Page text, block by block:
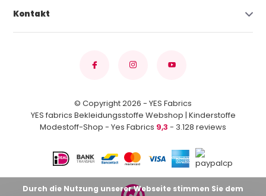
Kontakt
© Copyright 2026 - YES Fabrics
YES fabrics Bekleidungsstoffe Webshop | Kinderstoffe
Modestoff-Shop - Yes Fabrics 9,3 - 3.128 reviews
Durch die Nutzung unserer Webseite stimmen Sie dem